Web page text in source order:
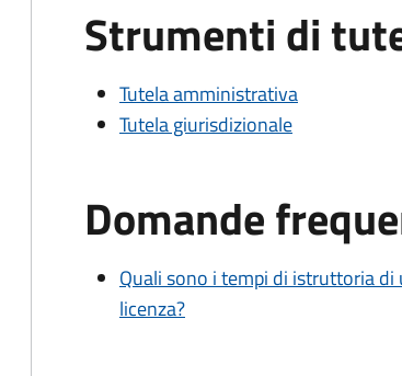
Strumenti di
Tutela amministrativa
Tutela giurisdizionale
Domande
Quali sono i tempi di istruttoria
licenza?